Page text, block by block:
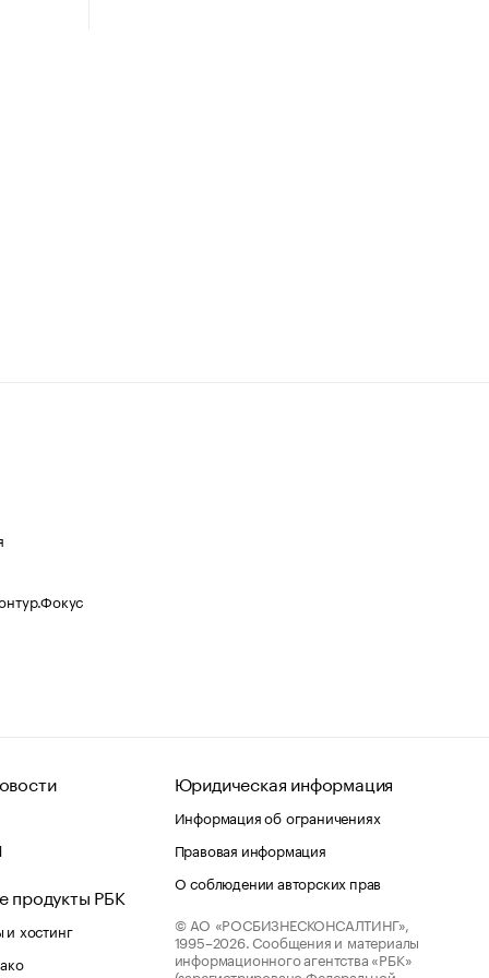
продукты РБК
хостинг
Юридическая информация
Информация об ограничениях
Правовая информация
О соблюдении авторских прав
© АО «РОСБИЗНЕСКОНСАЛТИНГ»,
1995–2026. Сообщения и материалы
информационного агентства «РБК»